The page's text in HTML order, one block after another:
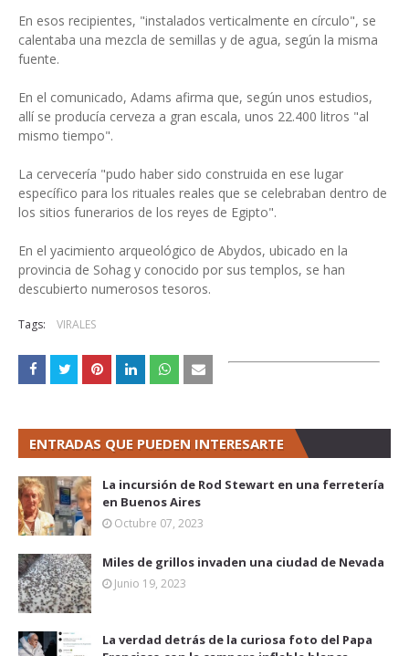
En esos recipientes, "instalados verticalmente en círculo", se
calentaba una mezcla de semillas y de agua, según la misma
fuente.
En el comunicado, Adams afirma que, según unos estudios,
allí se producía cerveza a gran escala, unos 22.400 litros "al
mismo tiempo".
La cervecería "pudo haber sido construida en ese lugar
específico para los rituales reales que se celebraban dentro de
los sitios funerarios de los reyes de Egipto".
En el yacimiento arqueológico de Abydos, ubicado en la
provincia de Sohag y conocido por sus templos, se han
descubierto numerosos tesoros.
Tags: VIRALES
ENTRADAS QUE PUEDEN INTERESARTE
La incursión de Rod Stewart en una ferretería
en Buenos Aires
Octubre 07, 2023
Miles de grillos invaden una ciudad de Nevada
Junio 19, 2023
La verdad detrás de la curiosa foto del Papa